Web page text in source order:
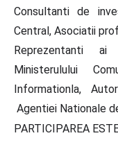
Consultanti de
Central, Asociatii
Reprezentanti ai
Ministerulului
Informationla,
Agentiei Nationale
PARTICIPAREA